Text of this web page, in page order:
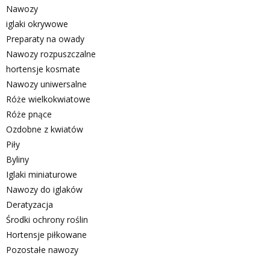
Nawozy
iglaki okrywowe
Preparaty na owady
Nawozy rozpuszczalne
hortensje kosmate
Nawozy uniwersalne
Róże wielkokwiatowe
Róże pnące
Ozdobne z kwiatów
Piły
Byliny
Iglaki miniaturowe
Nawozy do iglaków
Deratyzacja
Środki ochrony roślin
Hortensje piłkowane
Pozostałe nawozy